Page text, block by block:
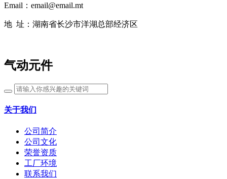
Email：email@email.mt
地 址：湖南省长沙市洋湖总部经济区
气动元件
关于我们
公司简介
公司文化
荣誉资质
工厂环境
联系我们